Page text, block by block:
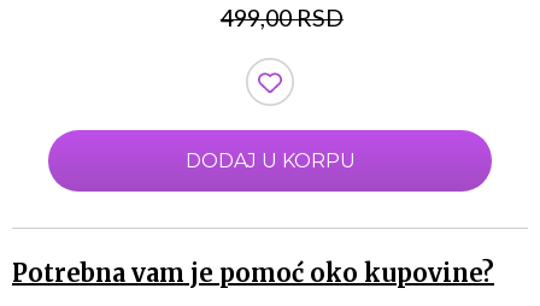
499,00 RSD
DODAJ U KORPU
Potrebna vam je pomoć oko kupovine?